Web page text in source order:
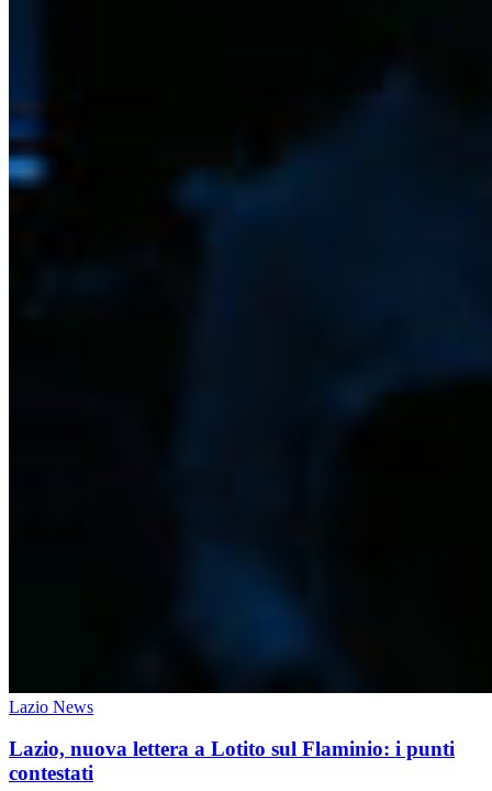
Lazio News
Lazio, nuova lettera a Lotito sul Flaminio: i punti
contestati